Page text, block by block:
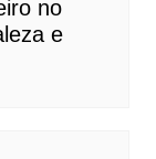
no
e